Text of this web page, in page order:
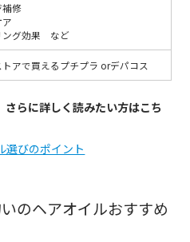
補修
ア
ング効果 など
トアで買えるプチプラ orデパコス
らに詳しく読みたい方はこち
選びのポイント
のヘアオイルおすすめ